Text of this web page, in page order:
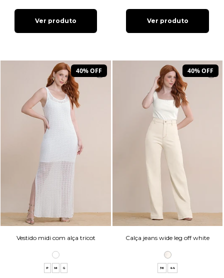
Ver produto Ver produto
40% OFF
Vestido midi com alça tricot
P M G
40% OFF
Calça jeans wide leg off white
36 44